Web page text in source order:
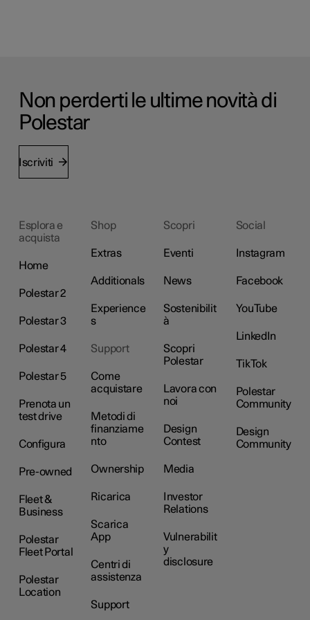
Non perderti le ultime novità di
Polestar
Iscriviti
Esplora e
acquista
Home
Polestar 2
Polestar 3
Polestar 4
Polestar 5
Prenota un
test drive
Configura
Pre-owned
Fleet &
Business
Polestar
Fleet Portal
Polestar
Location
Shop
Extras
Additionals
Experience
s
Support
Come
acquistare
Metodi di
finanziame
nto
Ownership
Ricarica
Scarica
App
Centri di
assistenza
Support
Scopri
Eventi
News
Sostenibilit
à
Scopri
Polestar
Lavora con
noi
Design
Contest
Media
Investor
Relations
Vulnerabilit
y
disclosure
Social
Instagram
Facebook
YouTube
LinkedIn
TikTok
Polestar
Community
Design
Community